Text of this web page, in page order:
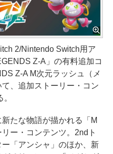
2/Nintendo Switch用ア
Z-A」の有料追加コ
Z-A M次元ラッシュ（メ
、追加ストーリー・コン
たな物語が描かれる「M
ー・コンテンツ。2ndト
「アンシャ」のほか、新